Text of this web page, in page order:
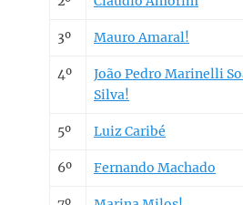
3º Mauro Amaral!
4º
João Pedro Marinelli
Silva!
5º Luiz Caribé
6º Fernando Machado